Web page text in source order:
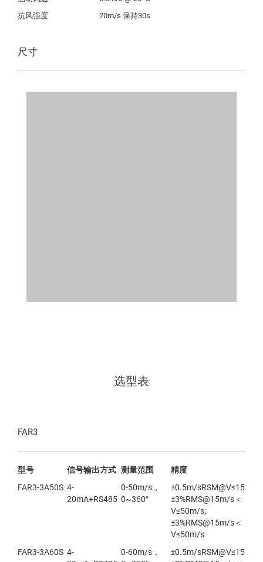
抗风强度
70m/s 保持30s
尺寸
选型表
FAR3
型号 信号输出方式 测量范围
精度
FAR3-3A50S 4-
20mA+RS485
0-50m/s，
0~360°
±0.5m/sRSM@V≤15m/s;
±3%RMS@15m/s＜
V≤50m/s;
±3%RMS@15m/s＜
V≤50m/s
FAR3-3A60S 4-
0-60m/s，
±0.5m/sRSM@V≤15m/s;